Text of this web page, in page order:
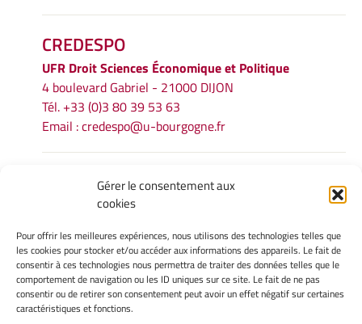
Gérer le consentement aux
cookies
Pour offrir les meilleures expériences, nous utilisons des technologies telles que
les cookies pour stocker et/ou accéder aux informations des appareils. Le fait de
consentir à ces technologies nous permettra de traiter des données telles que le
comportement de navigation ou les ID uniques sur ce site. Le fait de ne pas
consentir ou de retirer son consentement peut avoir un effet négatif sur certaines
caractéristiques et fonctions.
CREDESPO
UFR Droit Sciences Économique et Politique
4 boulevard Gabriel - 21000 DIJON
Tél. +33 (0)3 80 39 53 63
Email :credespo@u-bourgogne.fr
INFORMATIONS LÉGALES
Mentions légales
Politique de cookies
Déclaration de confidentialité
Avertissement